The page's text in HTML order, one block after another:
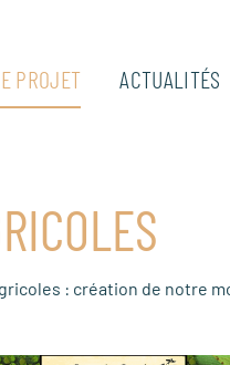
PROJET ACTUALITÉS
: création de notre